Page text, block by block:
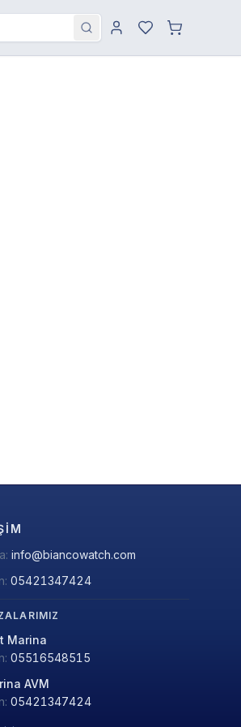
info@biancowatch.com
05421347424
Marina
05516548515
AVM
05421347424